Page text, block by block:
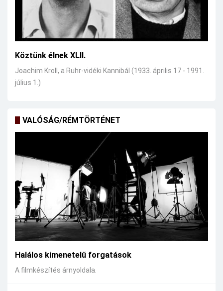
Köztünk élnek XLII.
Joachim Kroll, a Ruhr-vidéki Kannibál (1933. április 17 - 1991.
július 1.)
VALÓSÁG/RÉMTÖRTÉNET
Halálos kimenetelű forgatások
A filmkészítés árnyoldala.